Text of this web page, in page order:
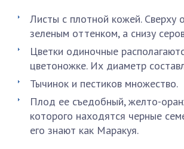
Листы с плотной кожей. Сверху
зеленым оттенком, а снизу
Цветки одиночные
цветоножке. Их диаметр
Тычинок и пестиков множество.
Плод ее съедобный, желто-
которого находятся черные
его знают как Маракуя.